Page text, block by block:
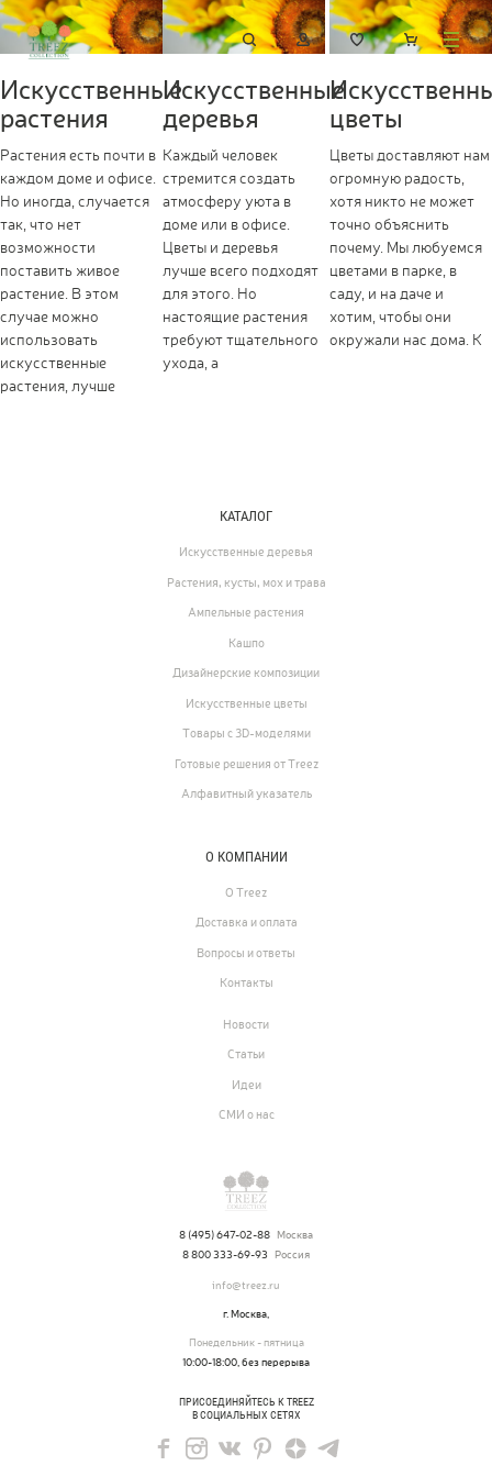
Искусственные
деревья
Каждый человек
стремится создать
атмосферу уюта в
доме или в офисе.
Цветы и деревья
лучше всего подходят
для этого. Но
настоящие растения
требуют тщательного
ухода, а
Искусственные
растения
Растения есть почти в
каждом доме и офисе.
Но иногда, случается
так, что нет
возможности
поставить живое
растение. В этом
случае можно
использовать
искусственные
растения, лучше
цветы
Цветы доставляют нам
огромную радость,
хотя никто не может
точно объяснить
почему. Мы любуемся
цветами в парке, в
саду, и на даче и
хотим, чтобы они
окружали нас дома. К
КАТАЛОГ
Искусственные деревья
Растения, кусты, мох и трава
Ампельные растения
Кашпо
Дизайнерские композиции
Искусственные цветы
Товары с 3D-моделями
Готовые решения от Treez
Алфавитный указатель
О КОМПАНИИ
О Treez
Доставка и оплата
Вопросы и ответы
Контакты
Новости
Статьи
Идеи
СМИ о нас
8 (495) 647-02-88 Москва
8 800 333-69-93
Россия
info@treez.ru
г. Москва,
Понедельник - пятница
10:00-18:00, без перерыва
ПРИСОЕДИНЯЙТЕСЬ К TREEZ
В СОЦИАЛЬНЫХ СЕТЯХ
Растения, кусты, мох и трава
Дизайнерские композиции
Товары с 3D-моделями 499
Готовые решения от Treez
Алфавитный указатель